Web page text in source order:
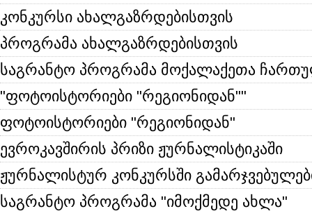
კონკურსი ახალგაზრდებისთვის
პროგრამა ახალგაზრდებისთვის
საგრანტო პროგრამა მოქალაქეთა
"ფოტოისტორიები "რეგიონიდან""
ფოტოისტორიები "რეგიონიდან"
ევროკავშირის პრიზი ჟურნალისტიკაში
ჟურნალისტურ კონკურსში
საგრანტო პროგრამა "იმოქმედე ახლა"